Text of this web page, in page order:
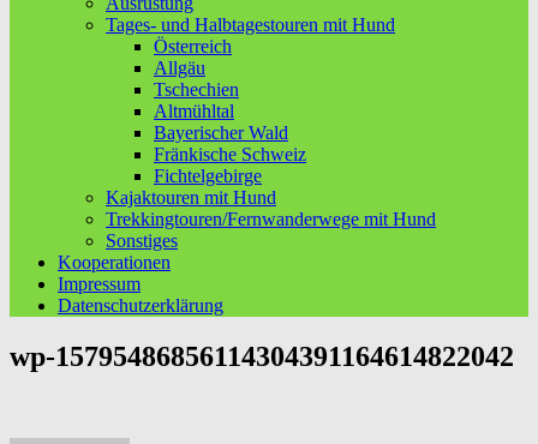
Tages- und Halbtagestouren mit Hund
Österreich
Allgäu
Tschechien
Altmühltal
Bayerischer Wald
Fränkische Schweiz
Fichtelgebirge
Kajaktouren mit Hund
Trekkingtouren/Fernwanderwege mit Hund
Sonstiges
Kooperationen
Impressum
Datenschutzerklärung
wp-15795486856114304391164614822042